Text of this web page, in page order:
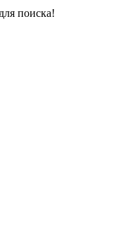
поиска!